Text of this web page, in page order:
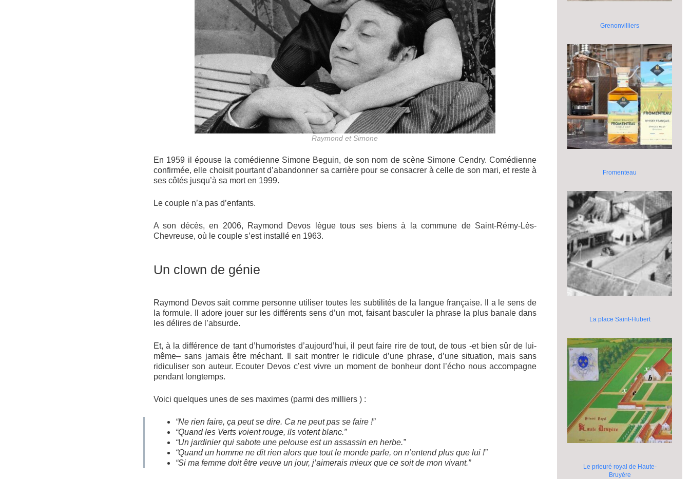
Raymond et Simone
En 1959 il épouse la comédienne Simone Beguin, de son nom de scène Simone Cendry. Comédienne
confirmée, elle choisit pourtant d’abandonner sa carrière pour se consacrer à celle de son mari, et reste à
ses côtés jusqu’à sa mort en 1999.
Le couple n’a pas d’enfants.
A son décès, en 2006, Raymond Devos lègue tous ses biens à la commune de Saint-Rémy-Lès-
Chevreuse, où le couple s’est installé en 1963.
Un clown de génie
Raymond Devos sait comme personne utiliser toutes les subtilités de la langue française. Il a le sens de
la formule. Il adore jouer sur les différents sens d’un mot, faisant basculer la phrase la plus banale dans
les délires de l’absurde.
Et, à la différence de tant d’humoristes d’aujourd’hui, il peut faire rire de tout, de tous -et bien sûr de lui-
même– sans jamais être méchant. Il sait montrer le ridicule d’une phrase, d’une situation, mais sans
ridiculiser son auteur. Ecouter Devos c’est vivre un moment de bonheur dont l’écho nous accompagne
pendant longtemps.
Voici quelques unes de ses maximes (parmi des milliers ) :
“Ne rien faire, ça peut se dire. Ca ne peut pas se faire !”
“Quand les Verts voient rouge, ils votent blanc.”
“Un jardinier qui sabote une pelouse est un assassin en herbe.”
“Quand un homme ne dit rien alors que tout le monde parle, on n’entend plus que lui !”
“Si ma femme doit être veuve un jour, j’aimerais mieux que ce soit de mon vivant.”
Grenonvilliers
Fromenteau
La place Saint-Hubert
Le prieuré royal de Haute-
Bruyère